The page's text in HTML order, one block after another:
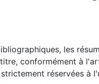
les
conformément à
réservées à